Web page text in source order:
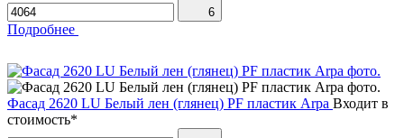
6
Подробнее
Фасад 2620 LU Белый лен (глянец) PF пластик Arpa Входит в
стоимость*